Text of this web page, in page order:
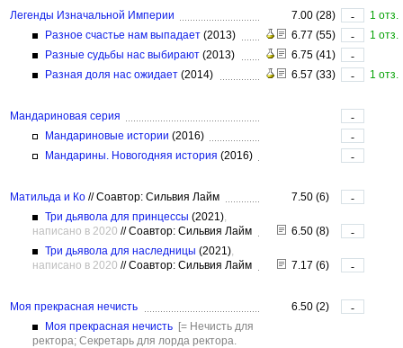
Легенды Изначальной Империи 7.00 (28) -
1 отз.
Разное счастье нам выпадает (2013) 6.77 (55) -
1 отз.
Разные судьбы нас выбирают (2013) 6.75 (41)
-
Разная доля нас ожидает (2014) 6.57 (33) - 1 отз.
Мандариновая серия
-
Мандариновые истории (2016)
-
Мандарины. Новогодняя история (2016) -
Матильда и Ко //Соавтор: Сильвия Лайм 7.50 (6)
-
Три дьявола для принцессы (2021),
написано в 2020 //Соавтор: Сильвия Лайм 6.50 (8)
-
Три дьявола для наследницы (2021),
написано в 2020 //Соавтор: Сильвия Лайм 7.17 (6) -
Моя прекрасная нечисть 6.50 (2)
-
Моя прекрасная нечисть [= Нечисть для
ректора; Секретарь для лорда ректора.